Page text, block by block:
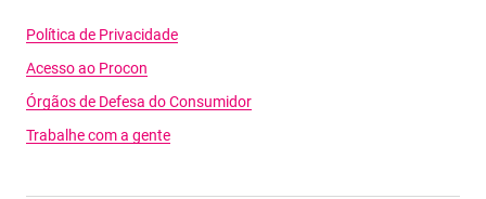
Política de Privacidade
Acesso ao Procon
Órgãos de Defesa do Consumidor
Trabalhe com a gente